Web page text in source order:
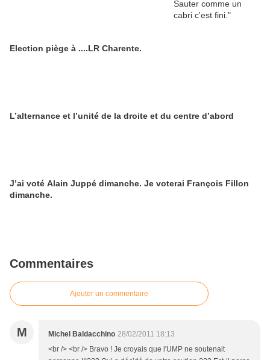
Election piège à ....LR Charente.
L’alternance et l’unité de la droite et du centre d’abord
J’ai voté Alain Juppé dimanche. Je voterai François Fillon
dimanche.
Commentaires
Ajouter un commentaire
M Michel Baldacchino 28/02/2011 18:13
<br /> <br /> Bravo ! Je croyais que l'UMP ne soutenait